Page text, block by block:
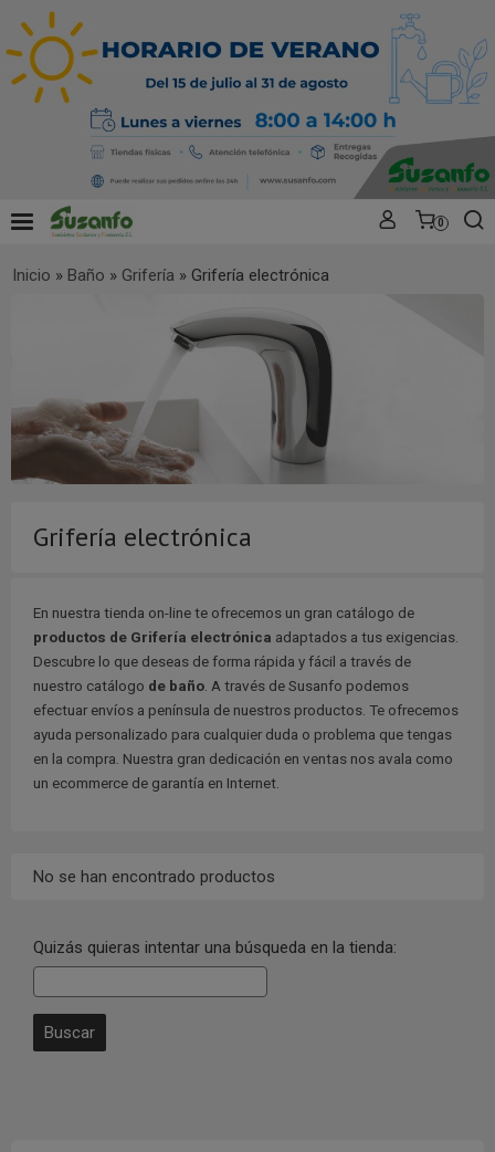
0
Inicio » Baño » Grifería » Grifería electrónica
Grifería electrónica
En nuestra tienda on-line te ofrecemos un gran catálogo de
productos de Grifería electrónica adaptados a tus exigencias.
Descubre lo que deseas de forma rápida y fácil a través de
nuestro catálogo de baño . A través de Susanfo podemos
efectuar envíos a península de nuestros productos. Te ofrecemos
ayuda personalizado para cualquier duda o problema que tengas
en la compra. Nuestra gran dedicación en ventas nos avala como
un ecommerce de garantía en Internet.
No se han encontrado productos
Quizás quieras intentar una búsqueda en la tienda: